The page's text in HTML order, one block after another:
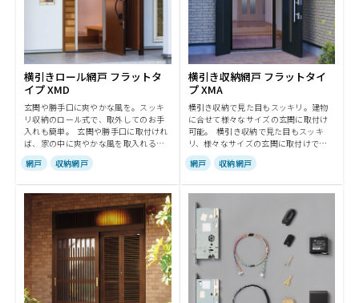
横引きロール網戸 フラットタ
イプ XMD
玄関や勝手口に爽やかな風を。スッキ
リ収納のロール式で、取外してのお手
入れも簡単。 玄関や勝手口に取付けれ
ば、家の中に爽やかな風を取入れるこ
とができます。使用しない時は、スッ
キリ収納。お手入れも、網戸本体を簡
網戸 収納網戸
横引き収納網戸 フラットタイ
プ XMA
横引き収納で見た目もスッキリ。建物
に合せて様々なサイズの玄関に取付け
可能。 横引き収納で見た目もスッキ
リ、様々なサイズの玄関に取付けでき
ます。片引きタイプのほかに、両引き
タイプもご用意。ネットにはプリーツ
ン性に配慮しています。
網戸 収納網戸